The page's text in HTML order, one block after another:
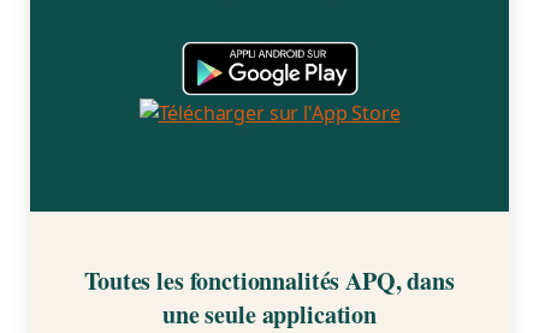
Toutes les fonctionnalités APQ, dans
une seule application